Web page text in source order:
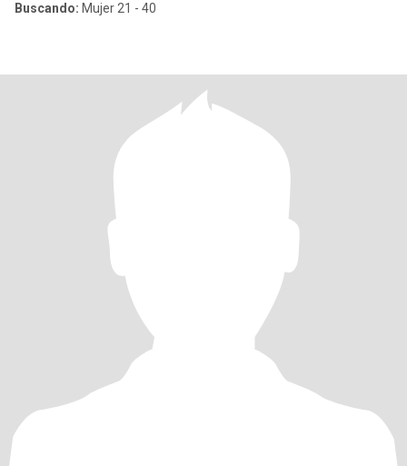
Buscando: Mujer 21 - 40